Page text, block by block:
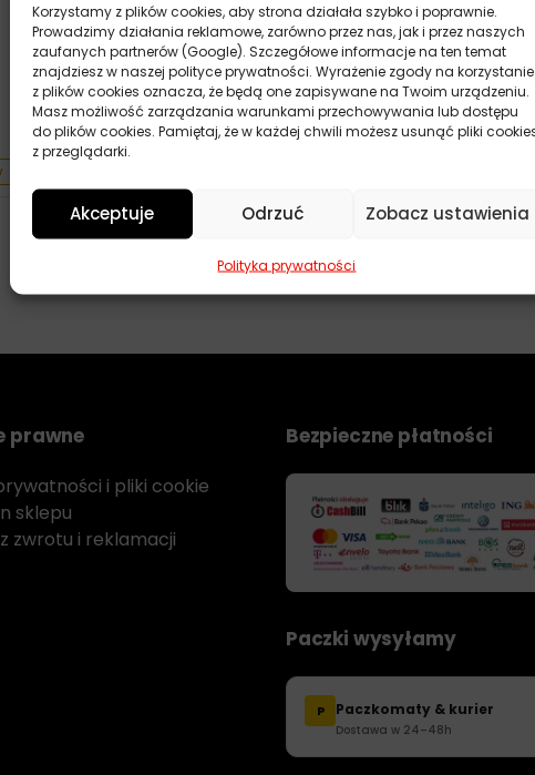
Korzystamy z plików cookies, aby strona działała szybko i poprawnie.
Prowadzimy działania reklamowe, zarówno przez nas, jak i przez naszych
zaufanych partnerów (Google). Szczegółowe informacje na ten temat
znajdziesz w naszej polityce prywatności. Wyrażenie zgody na korzystanie
z plików cookies oznacza, że będą one zapisywane na Twoim urządzeniu.
Masz możliwość zarządzania warunkami przechowywania lub dostępu
do plików cookies. Pamiętaj, że w każdej chwili możesz usunąć pliki
z przeglądarki.
Akceptuje Odrzuć Zobacz ustawienia
Polityka prywatności
SHELL SPIRAX S4 ATF HDX
209L
POKAŻ WIĘCEJ PRODUKTÓW
prawne
i pliki cookie
sklepu
zwrotu i reklamacji
Bezpieczne płatności
Paczki wysyłamy
P Paczkomaty & kurier
Dostawa w 24–48h